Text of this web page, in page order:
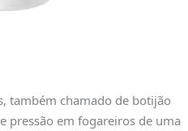
também chamado de botijão
pressão em fogareiros de uma